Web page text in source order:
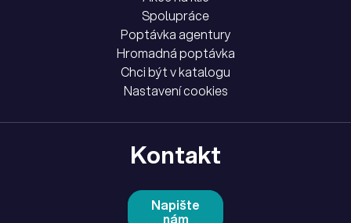
Spolupráce
Poptávka agentury
Hromadná poptávka
Chci být v katalogu
Nastavení cookies
Kontakt
Napište
nám